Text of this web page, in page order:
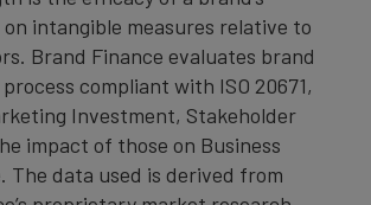
intangible measures relative to
Brand Finance evaluates brand
compliant with ISO 20671,
Investment, Stakeholder
impact of those on Business
The data used is derived from